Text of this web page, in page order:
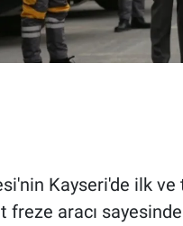
Kayseri'de ilk ve
aracı